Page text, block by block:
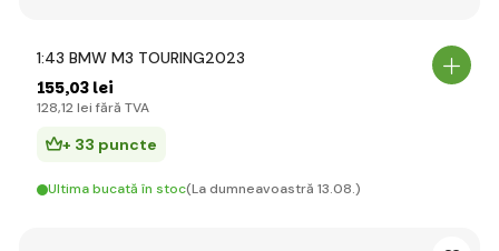
1:43 BMW M3 TOURING2023
155,03 lei
128,12 lei fără TVA
+ 33 puncte
Ultima bucată în stoc(La dumneavoastră 13.08.)